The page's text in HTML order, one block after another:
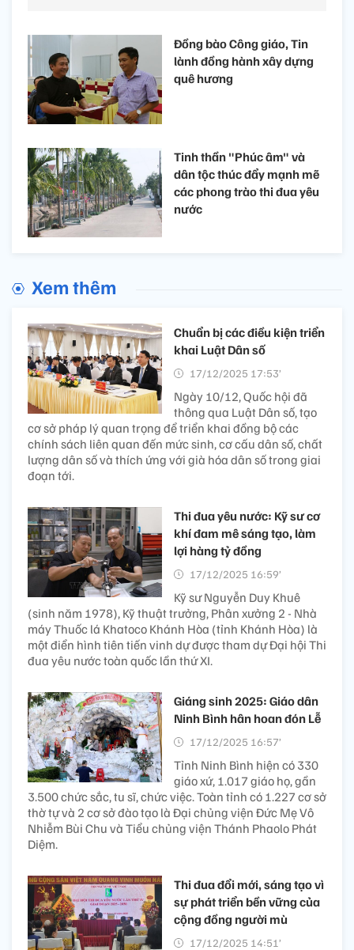
Đồng bào Công giáo, Tin
lành đồng hành xây dựng
quê hương
Tinh thần "Phúc âm" và
dân tộc thúc đẩy mạnh mẽ
các phong trào thi đua yêu
nước
Xem thêm
Chuẩn bị các điều kiện triển
khai Luật Dân số
17/12/2025 17:53’
Ngày 10/12, Quốc hội đã
thông qua Luật Dân số, tạo
cơ sở pháp lý quan trọng để triển khai đồng bộ các
chính sách liên quan đến mức sinh, cơ cấu dân số, chất
lượng dân số và thích ứng với già hóa dân số trong giai
đoạn tới.
Thi đua yêu nước: Kỹ sư cơ
khí đam mê sáng tạo, làm
lợi hàng tỷ đồng
17/12/2025 16:59’
Kỹ sư Nguyễn Duy Khuê
(sinh năm 1978), Kỹ thuật trưởng, Phân xưởng 2 - Nhà
máy Thuốc lá Khatoco Khánh Hòa (tỉnh Khánh Hòa) là
một điển hình tiên tiến vinh dự được tham dự Đại hội Thi
đua yêu nước toàn quốc lần thứ XI.
Giáng sinh 2025: Giáo dân
Ninh Bình hân hoan đón Lễ
17/12/2025 16:57’
Tỉnh Ninh Bình hiện có 330
giáo xứ, 1.017 giáo họ, gần
3.500 chức sắc, tu sĩ, chức việc. Toàn tỉnh có 1.227 cơ sở
thờ tự và 2 cơ sở đào tạo là Đại chủng viện Đức Mẹ Vô
Nhiễm Bùi Chu và Tiểu chủng viện Thánh Phaolo Phát
Diệm.
Thi đua đổi mới, sáng tạo vì
sự phát triển bền vững của
cộng đồng người mù
17/12/2025 14:51’